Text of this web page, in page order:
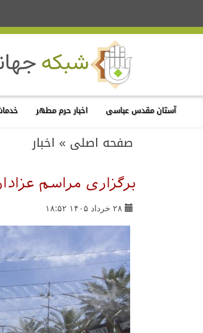
آستان مقدس عباسی اخبار حرم مطهر
صفحه اصلی » اخبار
برگزاری مراسم
۲۸ خرداد ۱۴۰۵ ۱۸:۵۲